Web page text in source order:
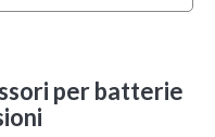
per batterie